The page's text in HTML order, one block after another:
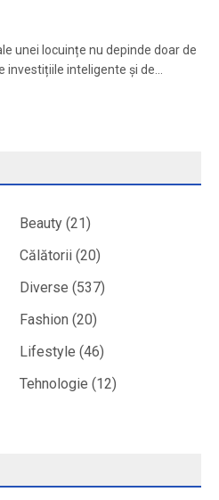
unei locuințe nu depinde doar de
investițiile inteligente și de…
Beauty (21)
Călătorii (20)
Diverse (537)
Fashion (20)
Lifestyle (46)
Tehnologie (12)